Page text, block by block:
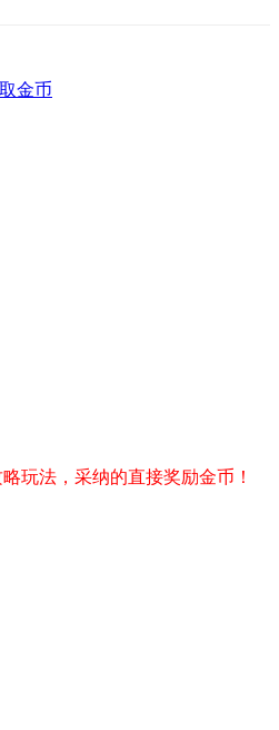
金币
玩法，采纳的直接奖励金币！